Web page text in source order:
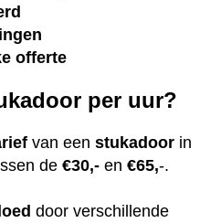
offerte
per uur?
van een stukadoor in
de €30,- en €65,-.
door verschillende